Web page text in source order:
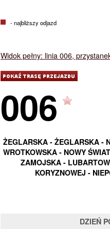
- najbliższy odjazd
Widok pełny: linia 006,
006
ŻEGLARSKA - ŻEGLARSKA -
WROTKOWSKA - NOWY
ZAMOJSKA -
KORYZNOWEJ -
DZIEŃ